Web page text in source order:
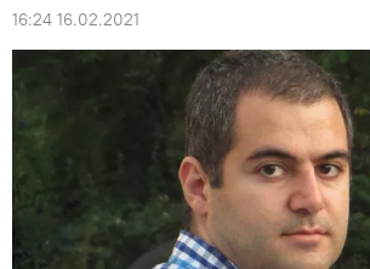
16:24 16.02.2021